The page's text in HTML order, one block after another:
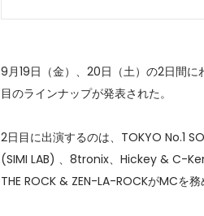
9月19日（金）、20日（土）の2日間に
目のラインナップが発表された。
2日目に出演するのは、TOKYO No.1
(SIMI LAB) 、8tronix、Hickey & C-
THE ROCK & ZEN-LA-ROCKがMCを務